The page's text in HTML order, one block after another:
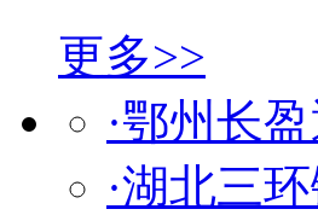
更多>>
·鄂州长
·湖北三